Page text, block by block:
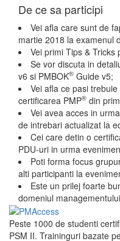
De ce sa participi
Vei afla care sunt de
martie 2018 la examenul
Vei primi Tips &
Se vor discuta in
v6 si PMBOK® Guide v5;
Vei afla ce pasi
certificarea PMP® din
Vei avea acces in
de intrebari actualizat la
Cei care detin o
PDU-uri in urma
Poti forma focus
alti participanti la
Este un prilej foarte
domeniul
Peste 1000 de studenti
PSM II. Traininguri bazate